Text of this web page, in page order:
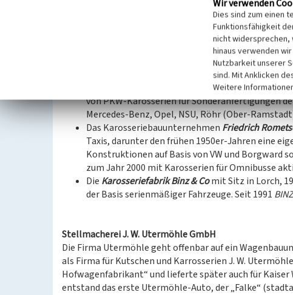
wurde aus wirtschaftlichen Gründen 1952 mit
Betrieb eingestellt. Aus Restbeständen fertigte
Erhard Wendler Karosserie,
GmbH. Fertigung von Karosserien ab 1919, u.a.
Karosseriebau Autenrieth GmbHmit Sitz in
von PKW-Karosserien für Sonderanfertigungen
Mercedes-Benz, Opel, NSU, Röhr (Ober-
Das Karosseriebauunternehmen Friedrich
Taxis, darunter den frühen 1950er-Jahren eine
Konstruktionen auf Basis von VW und Borgward
zum Jahr 2000 mit Karosserien für Omnibusse
Die Karosseriefabrik Binz & Comit Sitz in Lorch,
der Basis serienmäßiger Fahrzeuge. Seit 1991
Stellmacherei J. W. Utermöhle GmbH
Die Firma Utermöhle geht offenbar auf ein
als Firma für Kutschen und Karrosserien J. W.
Hofwagenfabrikant“ und lieferte später auch für Kaiser
entstand das erste Utermöhle-Auto, der „Falke“
Wir verwenden
Dies sind zum einen
Funktionsfähigkeit
nicht widersprechen,
hinaus verwenden
Nutzbarkeit unserer
sind. Mit Anklicken
Weitere